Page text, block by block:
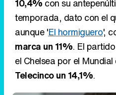
Telecinco un 14,1%.